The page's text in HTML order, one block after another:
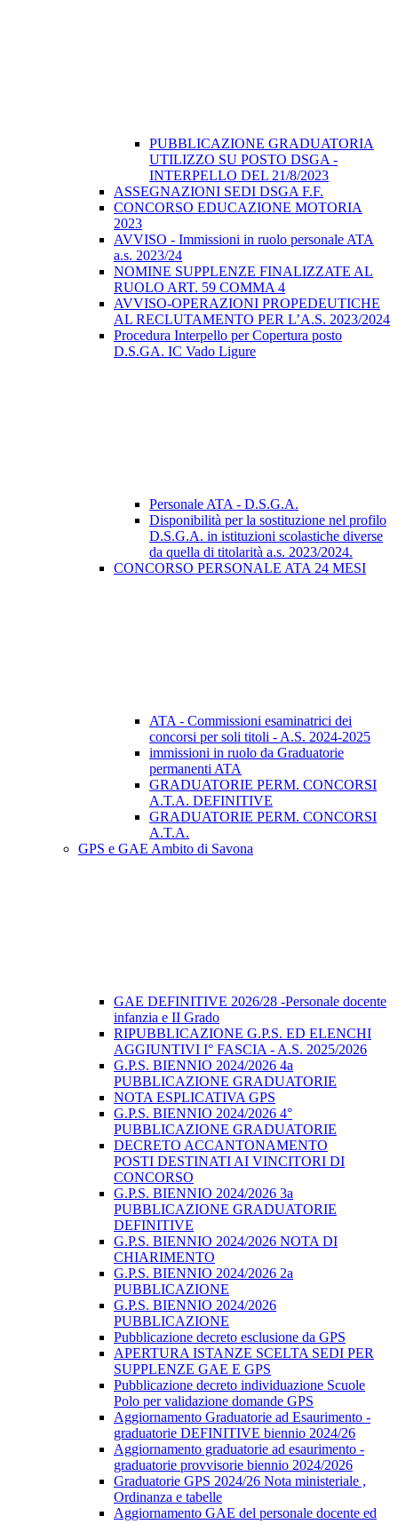
PUBBLICAZIONE GRADUATORIA
UTILIZZO SU POSTO DSGA -
INTERPELLO DEL 21/8/2023
ASSEGNAZIONI SEDI DSGA F.F.
CONCORSO EDUCAZIONE MOTORIA
2023
AVVISO - Immissioni in ruolo personale ATA
a.s. 2023/24
NOMINE SUPPLENZE FINALIZZATE AL
RUOLO ART. 59 COMMA 4
AVVISO-OPERAZIONI PROPEDEUTICHE
AL RECLUTAMENTO PER L’A.S. 2023/2024
Procedura Interpello per Copertura posto
D.S.GA. IC Vado Ligure
Personale ATA - D.S.G.A.
Disponibilità per la sostituzione nel profilo
D.S.G.A. in istituzioni scolastiche diverse
da quella di titolarità a.s. 2023/2024.
CONCORSO PERSONALE ATA 24 MESI
ATA - Commissioni esaminatrici dei
concorsi per soli titoli - A.S. 2024-2025
immissioni in ruolo da Graduatorie
permanenti ATA
GRADUATORIE PERM. CONCORSI
A.T.A. DEFINITIVE
GRADUATORIE PERM. CONCORSI
A.T.A.
GPS e GAE Ambito di Savona
GAE DEFINITIVE 2026/28 -Personale docente
infanzia e II Grado
RIPUBBLICAZIONE G.P.S. ED ELENCHI
AGGIUNTIVI I° FASCIA - A.S. 2025/2026
G.P.S. BIENNIO 2024/2026 4a
PUBBLICAZIONE GRADUATORIE
NOTA ESPLICATIVA GPS
G.P.S. BIENNIO 2024/2026 4°
PUBBLICAZIONE GRADUATORIE
DECRETO ACCANTONAMENTO
POSTI DESTINATI AI VINCITORI DI
CONCORSO
G.P.S. BIENNIO 2024/2026 3a
PUBBLICAZIONE GRADUATORIE
DEFINITIVE
G.P.S. BIENNIO 2024/2026 NOTA DI
CHIARIMENTO
G.P.S. BIENNIO 2024/2026 2a
PUBBLICAZIONE
G.P.S. BIENNIO 2024/2026
PUBBLICAZIONE
Pubblicazione decreto esclusione da GPS
APERTURA ISTANZE SCELTA SEDI PER
SUPPLENZE GAE E GPS
Pubblicazione decreto individuazione Scuole
Polo per validazione domande GPS
Aggiornamento Graduatorie ad Esaurimento -
graduatorie DEFINITIVE biennio 2024/26
Aggiornamento graduatorie ad esaurimento -
graduatorie provvisorie biennio 2024/2026
Graduatorie GPS 2024/26 Nota ministeriale ,
Ordinanza e tabelle
Aggiornamento GAE del personale docente ed